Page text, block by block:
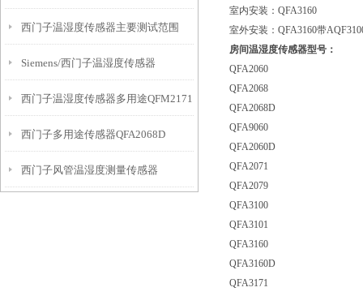
西门子温湿度传感器主要测试范围
Siemens/西门子温湿度传感器
QFM3160
西门子温湿度传感器多用途QFM2171
西门子多用途传感器QFA2068D
西门子风管温湿度测量传感器
室内安装：QFA3160
室外安装：QFA3160带
房间温湿度传感器型号：
QFA2060
QFA2068
QFA2068D
QFA9060
QFA2060D
QFA2071
QFA2079
QFA3100
QFA3101
QFA3160
QFA3160D
QFA3171